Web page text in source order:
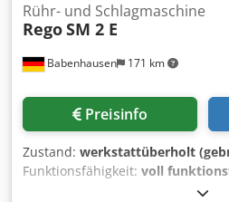
Babenhausen 171 km
Rühr- und Schlagmaschine
RegoSM 2 E
Preisinfo
Zustand: werkstattüberholt
Funktionsfähigkeit: voll
,